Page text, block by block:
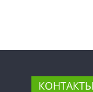
КОНТАКТЫ